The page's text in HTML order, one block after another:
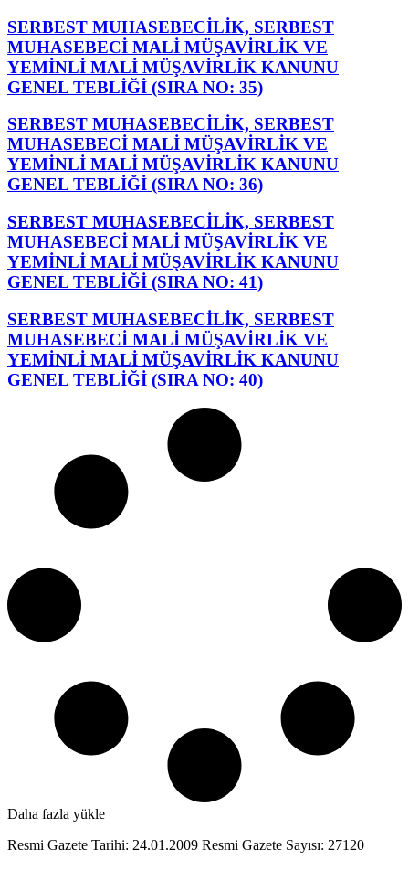
SERBEST MUHASEBECİLİK, SERBEST
MUHASEBECİ MALİ MÜŞAVİRLİK VE
YEMİNLİ MALİ MÜŞAVİRLİK KANUNU
GENEL TEBLİĞİ (SIRA NO: 35)
SERBEST MUHASEBECİLİK, SERBEST
MUHASEBECİ MALİ MÜŞAVİRLİK VE
YEMİNLİ MALİ MÜŞAVİRLİK KANUNU
GENEL TEBLİĞİ (SIRA NO: 36)
SERBEST MUHASEBECİLİK, SERBEST
MUHASEBECİ MALİ MÜŞAVİRLİK VE
YEMİNLİ MALİ MÜŞAVİRLİK KANUNU
GENEL TEBLİĞİ (SIRA NO: 41)
SERBEST MUHASEBECİLİK, SERBEST
MUHASEBECİ MALİ MÜŞAVİRLİK VE
YEMİNLİ MALİ MÜŞAVİRLİK KANUNU
GENEL TEBLİĞİ (SIRA NO: 40)
Daha fazla yükle
Resmi Gazete Tarihi: 24.01.2009 Resmi Gazete Sayısı: 27120